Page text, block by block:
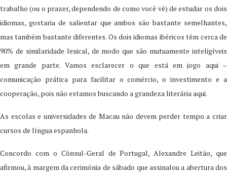
trabalho (ou o prazer, dependendo de como você vê) de estudar os dois
idiomas, gostaria de salientar que ambos são bastante semelhantes,
mas também bastante diferentes. Os dois idiomas ibéricos têm cerca de
90% de similaridade lexical, de modo que são mutuamente inteligíveis
em grande parte. Vamos esclarecer o que está em jogo aqui –
comunicação prática para facilitar o comércio, o investimento e a
cooperação, pois não estamos buscando a grandeza literária aqui.
As escolas e universidades de Macau não devem perder tempo a criar
cursos de língua espanhola.
Concordo com o Cônsul-Geral de Portugal, Alexandre Leitão, que
afirmou, à margem da cerimónia de sábado que assinalou a abertura dos